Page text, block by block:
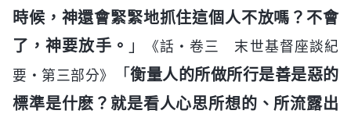
時候，神還會緊緊地抓住這個人不放嗎？不會
了，神要放手。 」
《話・卷三 末世基督座談紀
要・第三部分》
「 衡量人的所做所行是善是惡的
標準是什麽？就是看人心思所想的、所流露出